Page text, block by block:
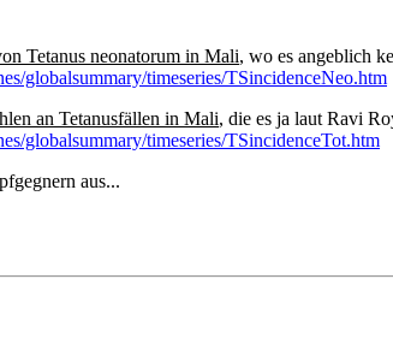
Tetanus neonatorum in Mali, wo es angeblich
globalsummary/timeseries/TSincidenceNeo.htm
an Tetanusfällen in Mali, die es ja laut Ravi
globalsummary/timeseries/TSincidenceTot.htm
aus...